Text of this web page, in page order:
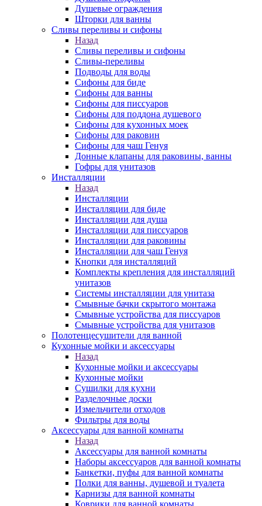
Душевые ограждения
Шторки для ванны
Сливы переливы и сифоны
Назад
Сливы переливы и сифоны
Сливы-переливы
Подводы для воды
Сифоны для биде
Сифоны для ванны
Сифоны для писсуаров
Сифоны для поддона душевого
Сифоны для кухонных моек
Сифоны для раковин
Сифоны для чаш Генуя
Донные клапаны для раковины, ванны
Гофры для унитазов
Инсталляции
Назад
Инсталляции
Инсталляции для биде
Инсталляции для душа
Инсталляции для писсуаров
Инсталляции для раковины
Инсталляции для чаш Генуя
Кнопки для инсталляций
Комплекты крепления для инсталляций
унитазов
Системы инсталляции для унитаза
Смывные бачки скрытого монтажа
Смывные устройства для писсуаров
Смывные устройства для унитазов
Полотенцесушители для ванной
Кухонные мойки и аксессуары
Назад
Кухонные мойки и аксессуары
Кухонные мойки
Сушилки для кухни
Разделочные доски
Измельчители отходов
Фильтры для воды
Аксессуары для ванной комнаты
Назад
Аксессуары для ванной комнаты
Наборы аксессуаров для ванной комнаты
Банкетки, пуфы для ванной комнаты
Полки для ванны, душевой и туалета
Карнизы для ванной комнаты
Коврики для ванной комнаты